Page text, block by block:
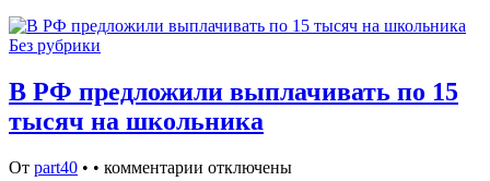
Без рубрики
В РФ предложили выплачивать по 15
тысяч на школьника
От part40 • • комментарии отключены